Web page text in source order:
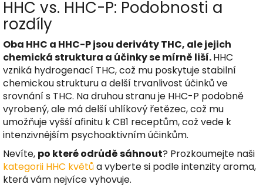
HHC vs. HHC-P: Podobnosti a
rozdíly
Oba HHC a HHC-P jsou deriváty THC, ale jejich
chemická struktura a účinky se mírně liší.HHC
vzniká hydrogenací THC, což mu poskytuje stabilní
chemickou strukturu a delší trvanlivost účinků ve
srovnání s THC. Na druhou stranu je HHC-P podobně
vyrobený, ale má delší uhlíkový řetězec, což mu
umožňuje vyšší afinitu k CB1 receptům, což vede k
intenzivnějším psychoaktivním účinkům.
Nevíte, po které odrůdě sáhnout? Prozkoumejte naši
kategorii HHC květůa vyberte si podle intenzity aroma,
která vám nejvíce vyhovuje.